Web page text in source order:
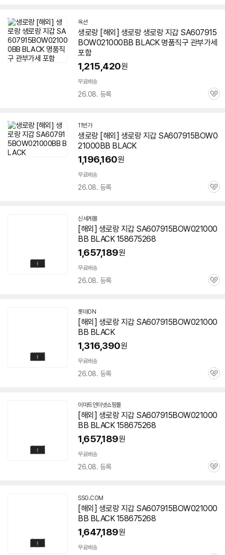
옥션
생로랑 [해외] 생로랑 생로랑 지갑 SA607915
BOW021000BB BLACK 명품직구 관부가세
포함
1,215,420원
무료배송
26.08. 등록
관
11번가
생로랑 [해외] 생로랑 지갑 SA607915BOW0
21000BB BLACK
1,196,160원
무료배송
26.08. 등록
관
신세계몰
[해외] 생로랑 지갑 SA607915BOW021000
BB BLACK 158675268
1,657,189원
무료배송
26.08. 등록
관
롯데ON
[해외] 생로랑 지갑 SA607915BOW021000
BB BLACK
1,316,390원
무료배송
26.08. 등록
관
이마트인터넷쇼핑몰
[해외] 생로랑 지갑 SA607915BOW021000
BB BLACK 158675268
1,657,189원
무료배송
26.08. 등록
관
SSG.COM
[해외] 생로랑 지갑 SA607915BOW021000
BB BLACK 158675268
1,647,189원
무료배송